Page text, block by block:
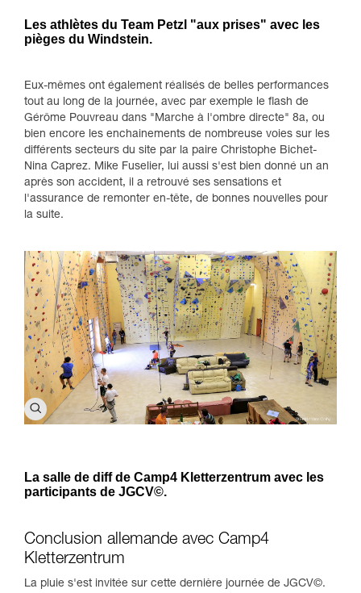
Les athlètes du Team Petzl "aux prises" avec les
pièges du Windstein.
Eux-mêmes ont également réalisés de belles performances
tout au long de la journée, avec par exemple le flash de
Gérôme Pouvreau dans "Marche à l'ombre directe" 8a, ou
bien encore les enchainements de nombreuse voies sur les
différents secteurs du site par la paire Christophe Bichet-
Nina Caprez. Mike Fuselier, lui aussi s'est bien donné un an
après son accident, il a retrouvé ses sensations et
l'assurance de remonter en-tête, de bonnes nouvelles pour
la suite.
La salle de diff de Camp4 Kletterzentrum avec les
participants de JGCV©.
Conclusion allemande avec Camp4
Kletterzentrum
La pluie s'est invitée sur cette dernière journée de JGCV©.